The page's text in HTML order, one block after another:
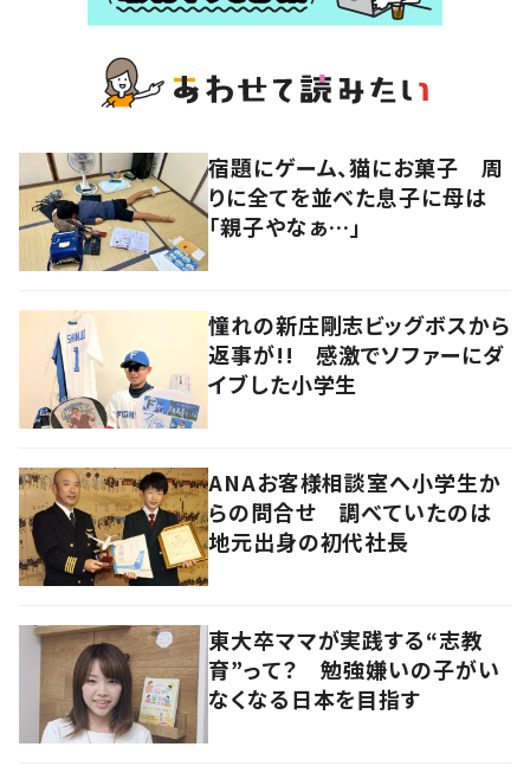
宿題にゲーム、猫にお菓子 周
りに全てを並べた息子に母は
「親子やなぁ…」
憧れの新庄剛志ビッグボスから
返事が!! 感激でソファーにダ
イブした小学生
ANAお客様相談室へ小学生か
らの問合せ 調べていたのは
地元出身の初代社長
東大卒ママが実践する“志教
育”って？ 勉強嫌いの子がい
なくなる日本を目指す